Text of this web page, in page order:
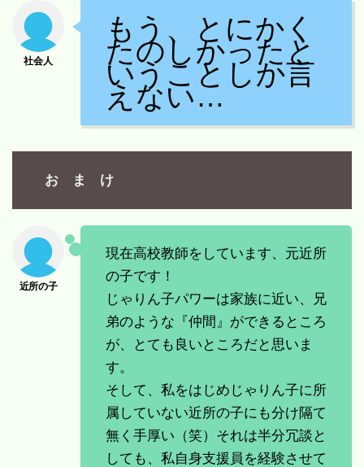
もう、とにかく
たのしかったと
いうことしか言
えない…
お ま け
現在高校教師をしています、元近所
の子です！
じゃりん子パワーは家族に近い、兄
弟のような『仲間』ができるところ
が、とても良いところだと思いま
す。
そして、私をはじめじゃりん子に所
属していない近所の子にも分け隔て
無く手厚い（笑）それは半分冗談と
しても、私自身支援員を経験させて